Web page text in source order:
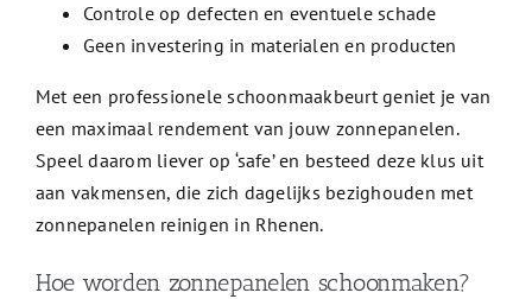
Controle op defecten en eventuele schade
Geen investering in materialen en producten
Met een professionele schoonmaakbeurt geniet je van
een maximaal rendement van jouw zonnepanelen.
Speel daarom liever op ‘safe’ en besteed deze klus uit
aan vakmensen, die zich dagelijks bezighouden met
zonnepanelen reinigen in Rhenen.
Hoe worden zonnepanelen schoonmaken?